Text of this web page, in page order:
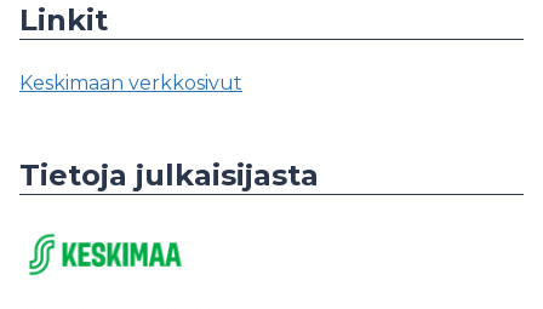
Linkit
Keskimaan verkkosivut
Tietoja julkaisijasta